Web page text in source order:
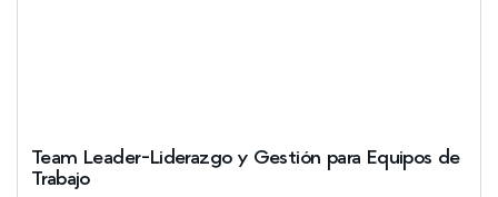
Team Leader-Liderazgo y Gestión para Equipos de
Trabajo